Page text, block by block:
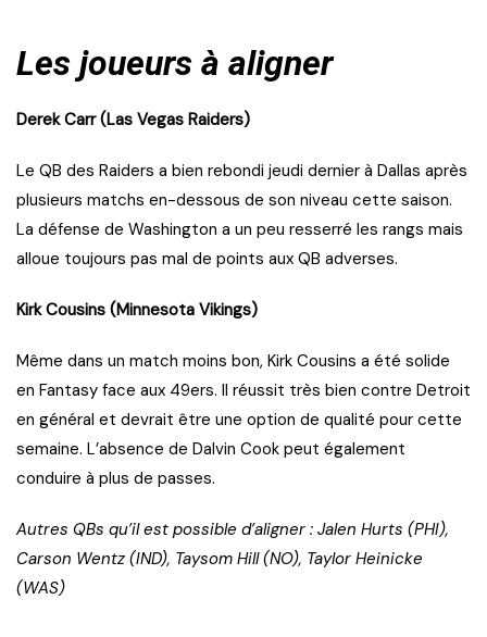
Les joueurs à aligner
Derek Carr (Las Vegas Raiders)
Le QB des Raiders a bien rebondi jeudi dernier à Dallas après
plusieurs matchs en-dessous de son niveau cette saison.
La défense de Washington a un peu resserré les rangs mais
alloue toujours pas mal de points aux QB adverses.
Kirk Cousins (Minnesota Vikings)
Même dans un match moins bon, Kirk Cousins a été solide
en Fantasy face aux 49ers. Il réussit très bien contre Detroit
en général et devrait être une option de qualité pour cette
semaine. L’absence de Dalvin Cook peut également
conduire à plus de passes.
Autres QBs qu’il est possible d’aligner : Jalen Hurts (PHI),
Carson Wentz (IND), Taysom Hill (NO), Taylor Heinicke
(WAS)